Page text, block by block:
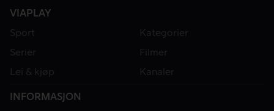
VIAPLAY
Sport
Kategorier
Serier
Filmer
Lei & kjøp
Kanaler
INFORMASJON